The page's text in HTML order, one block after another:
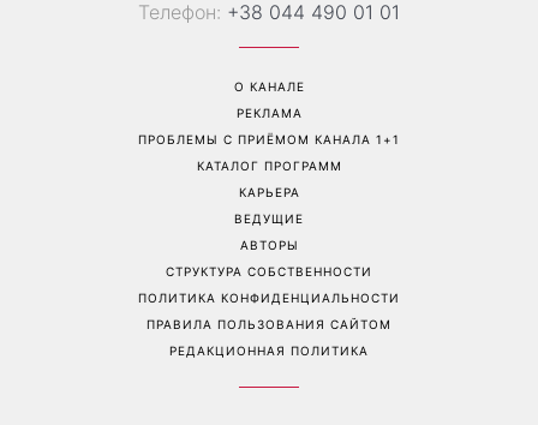
Телефон: +38 044 490 01 01
О КАНАЛЕ
РЕКЛАМА
ПРОБЛЕМЫ С ПРИЁМОМ КАНАЛА 1+1
КАТАЛОГ ПРОГРАММ
КАРЬЕРА
ВЕДУЩИЕ
АВТОРЫ
СТРУКТУРА СОБСТВЕННОСТИ
ПОЛИТИКА КОНФИДЕНЦИАЛЬНОСТИ
ПРАВИЛА ПОЛЬЗОВАНИЯ САЙТОМ
РЕДАКЦИОННАЯ ПОЛИТИКА